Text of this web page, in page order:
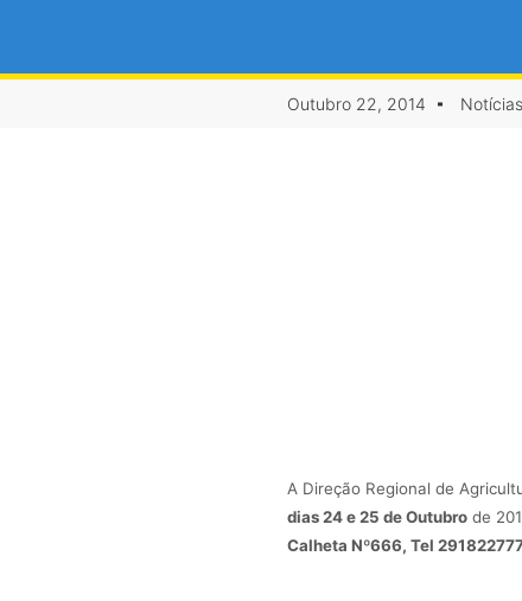
Outubro 22, 2014 Notícias
A Direção Regional de
dias 24 e 25 de Outubro de
Calheta Nº666, Tel